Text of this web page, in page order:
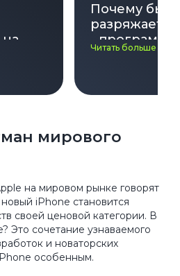
Почему
-
аппаратные
Читать больше
мирового
на мировом рынке говорят
iPhone становится
своей ценовой категории. В
Это сочетание узнаваемого
и новаторских
особенным.